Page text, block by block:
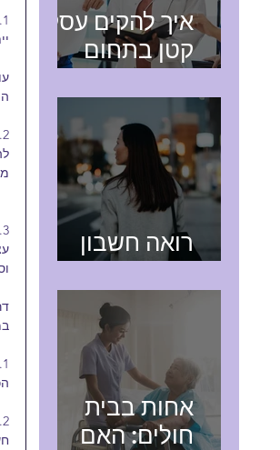
איך להקים עסק
קטן בתחום
רואה חשבון
אחות בבית
חולים: האם